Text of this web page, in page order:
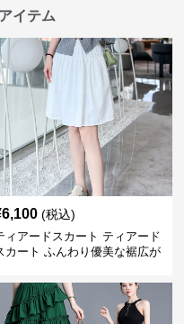
イテム
6,100 (税込)
ィアードスカート ティアード
カート ふんわり優美な裾広が